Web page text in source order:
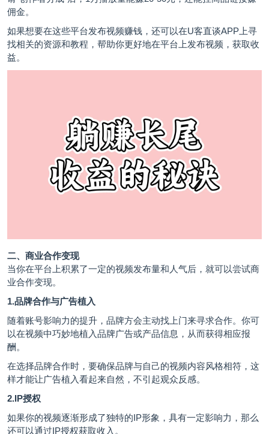
佣金。
如果想要在这些平台发布视频赚钱，还可以在U客直谈APP上寻
找相关的资源和教程，帮助你更好地在平台上发布视频，获取收
益。
二、商业合作变现
当你在平台上积累了一定的视频发布量和人气后，就可以尝试商
业合作变现。
1.品牌合作与广告植入
随着账号影响力的提升，品牌方会主动找上门来寻求合作。你可
以在视频中巧妙地植入品牌广告或产品信息，从而获得相应报
酬。
在选择品牌合作时，要确保品牌与自己的视频内容风格相符，这
样才能让广告植入看起来自然，不引起观众反感。
2.IP授权
如果你的视频逐渐形成了独特的IP形象，具有一定影响力，那么
还可以通过IP授权获取收入。